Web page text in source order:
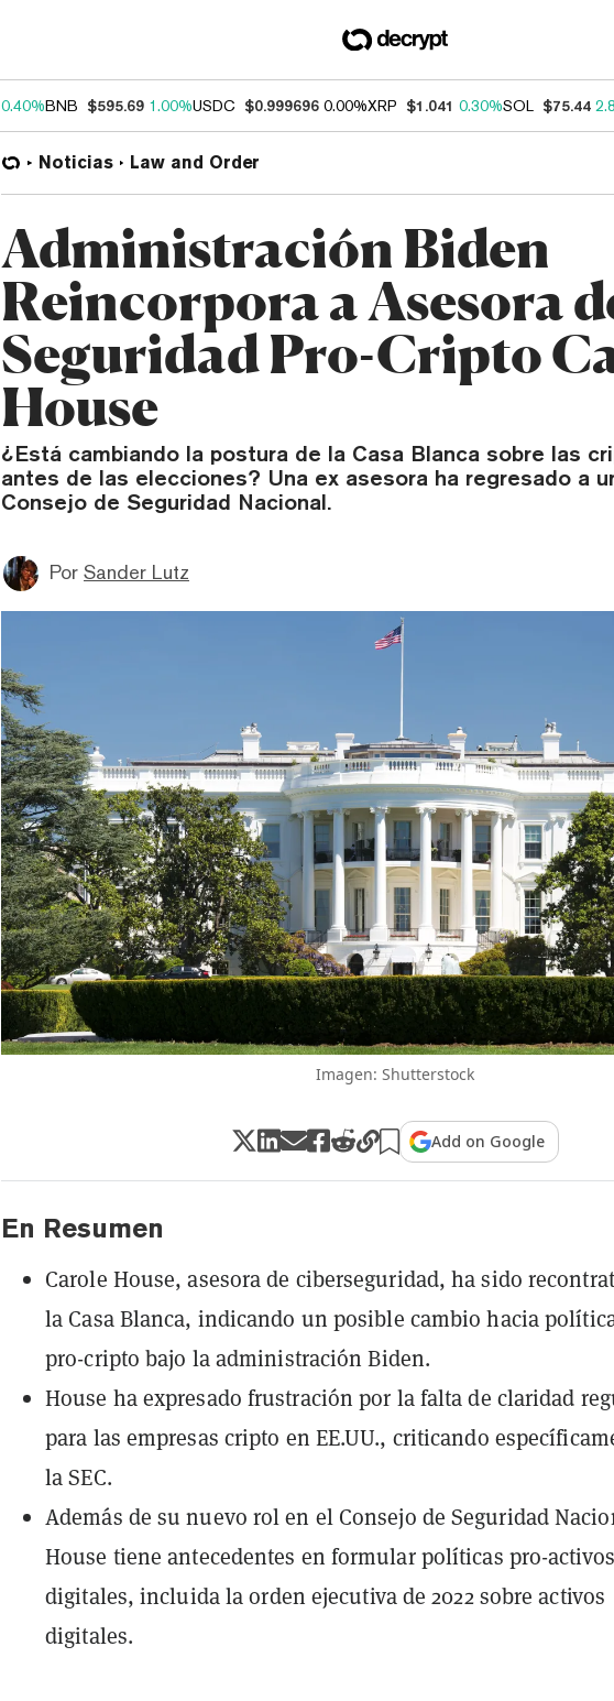
0.40%BNB $595.69 1.00%USDC $0.999696 0.00%XRP $1.041 0.30%SOL $75.44
Noticias Law and Order
Administración Biden
Reincorpora a Asesora
Seguridad Pro-Cripto
House
¿Está cambiando la postura de la Casa Blanca sobre las
antes de las elecciones? Una ex asesora ha regresado a
Consejo de Seguridad Nacional.
Por Sander Lutz
Imagen: Shutterstock
Add on Google
En Resumen
Carole House, asesora de ciberseguridad, ha sido
la Casa Blanca, indicando un posible cambio hacia
pro-cripto bajo la administración Biden.
House ha expresado frustración por la falta de claridad
para las empresas cripto en EE.UU., criticando
la SEC.
Además de su nuevo rol en el Consejo de Seguridad
House tiene antecedentes en formular políticas pro-activos
digitales, incluida la orden ejecutiva de 2022 sobre activos
digitales.